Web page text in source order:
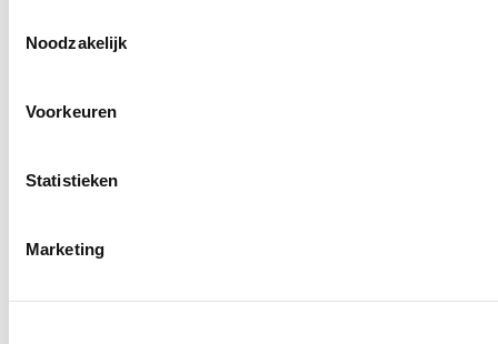
Noodzakelijk
Voorkeuren
Statistieken
Marketing